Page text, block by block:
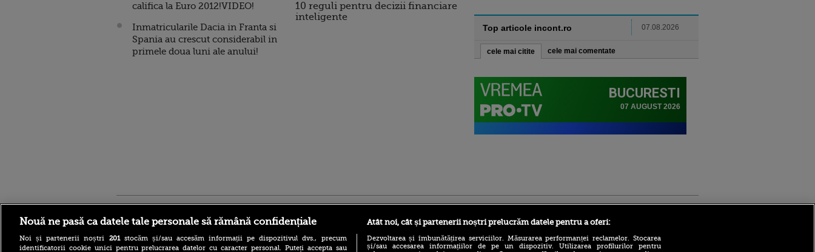
califica la Euro 2012!VIDEO!
Inmatricularile Dacia in Franta si
Spania au crescut considerabil in
primele doua luni ale anului!
10 reguli pentru decizii financiare
inteligente
Top articole incont.ro 07.08.2026
cele mai citite cele mai comentate
Nouă ne pasă ca datele tale personale să rămână confidențiale
Noi și partenerii noștri 201stocăm și/sau accesăm informații pe dispozitivul dvs., precum
identificatorii cookie unici pentru prelucrarea datelor cu caracter personal. Puteți accepta sau
Atât noi, cât și partenerii noștri prelucrăm datele pentru a oferi:
Dezvoltarea și îmbunătățirea serviciilor. Măsurarea performanței reclamelor. Stocarea
și/sau accesarea informațiilor de pe un dispozitiv. Utilizarea profilurilor pentru